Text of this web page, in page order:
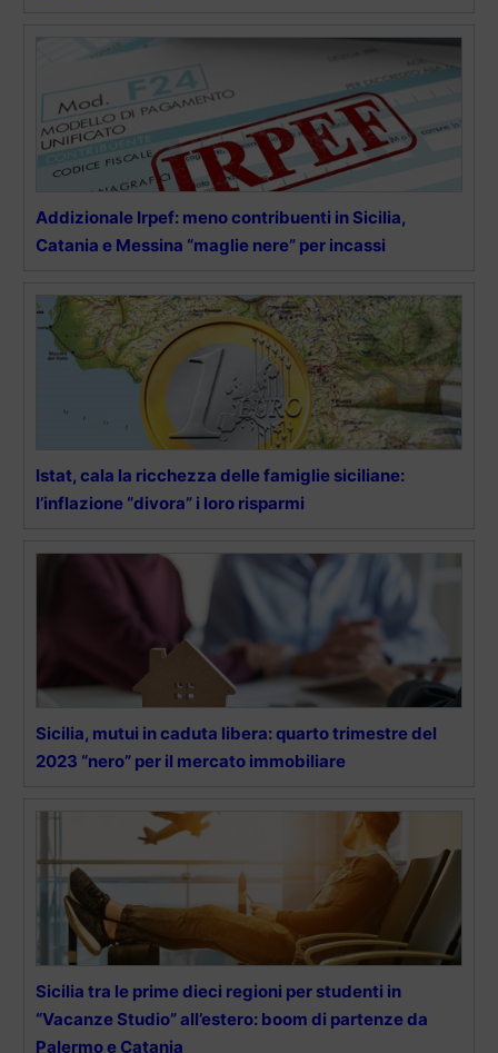
Addizionale Irpef: meno contribuenti in Sicilia,
Catania e Messina “maglie nere” per incassi
Istat, cala la ricchezza delle famiglie siciliane:
l’inflazione “divora” i loro risparmi
Sicilia, mutui in caduta libera: quarto trimestre del
2023 “nero” per il mercato immobiliare
Sicilia tra le prime dieci regioni per studenti in
“Vacanze Studio” all’estero: boom di partenze da
Palermo e Catania